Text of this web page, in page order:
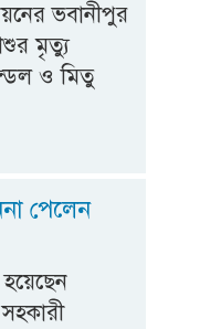
ভবানীপুর
মৃত্যু
ও মিতু
পেলেন